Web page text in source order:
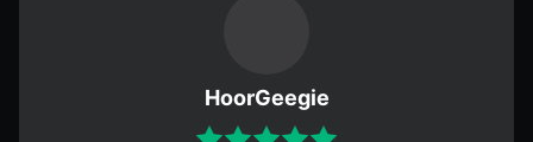
HoorGeegie